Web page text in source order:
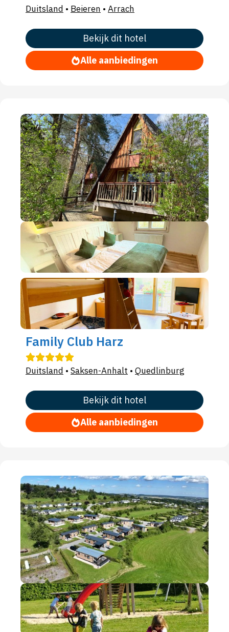
Duitsland • Beieren • Arrach
Bekijk dit hotel
Alle aanbiedingen
Family Club Harz
Duitsland • Saksen-Anhalt • Quedlinburg
Bekijk dit hotel
Alle aanbiedingen